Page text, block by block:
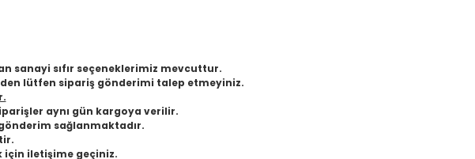
sanayi sıfır seçeneklerimiz mevcuttur.
lütfen sipariş gönderimi talep etmeyiniz.
aynı gün kargoya verilir.
sağlanmaktadır.
için iletişime geçiniz.